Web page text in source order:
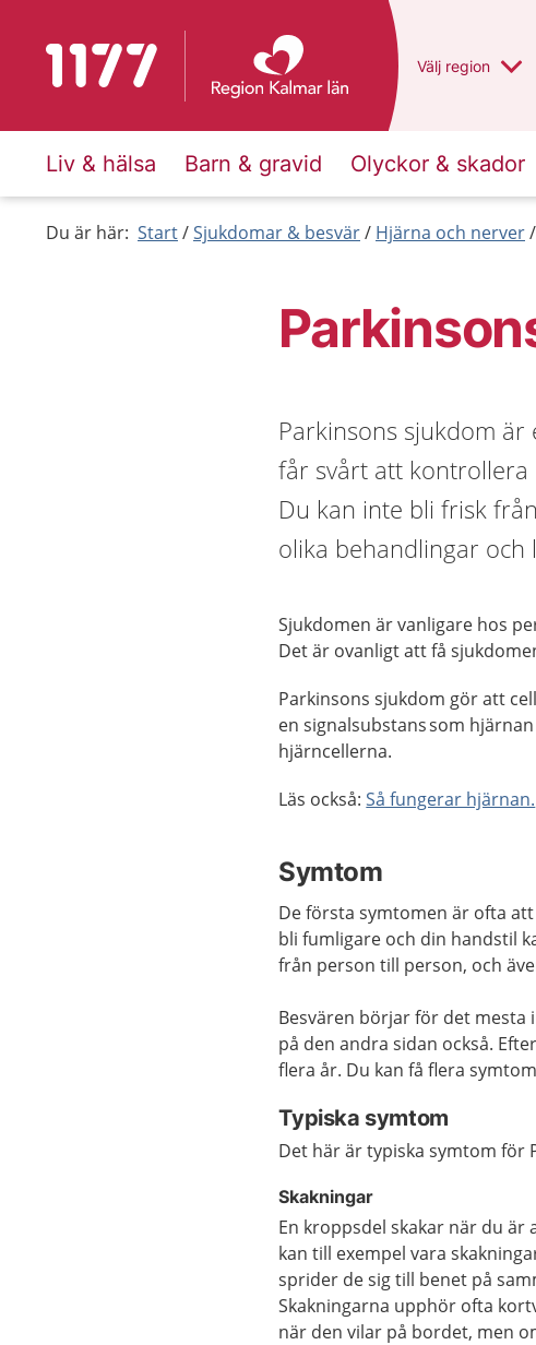
Till startsidan för 1177 Du har valt
Välj en annan
region
Liv & hälsa Barn & gravid Olyckor & skador
Du är här: Start Sjukdomar & besvär Hjärna och nerver
Parkinsons sjukdom
får svårt att kontrollera
Du kan inte bli frisk
olika behandlingar och
Sjukdomen är vanligare hos
Det är ovanligt att få
Parkinsons sjukdom gör att
en signalsubstans som
hjärncellerna.
Läs också:Så fungerar hjärnan.
Symtom
De första symtomen är ofta
bli fumligare och din handstil
från person till person, och
Besvären börjar för det mesta
på den andra sidan också.
flera år. Du kan få flera
Typiska symtom
Det här är typiska symtom för
Skakningar
En kroppsdel skakar när du
kan till exempel vara
sprider de sig till benet på
Skakningarna upphör ofta
när den vilar på bordet, men